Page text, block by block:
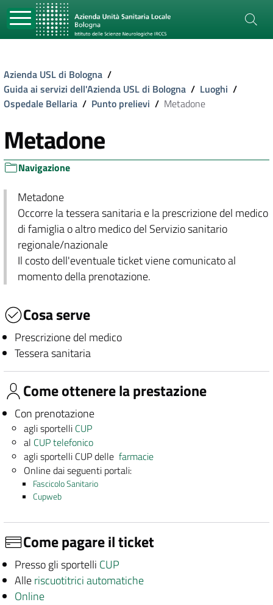
Azienda USL di Bologna /
Guida ai servizi dell'Azienda USL di Bologna / Luoghi /
Ospedale Bellaria / Punto prelievi / Metadone
Metadone
Navigazione
Metadone
Occorre la tessera sanitaria e la prescrizione del medico
di famiglia o altro medico del Servizio sanitario
regionale/nazionale
Il costo dell'eventuale ticket viene comunicato al
momento della prenotazione.
Cosa serve
Prescrizione del medico
Tessera sanitaria
Come ottenere la prestazione
Con prenotazione
agli sportelli CUP
al CUP telefonico
agli sportelli CUP dellefarmacie
Online dai seguenti portali:
Fascicolo Sanitario
Cupweb
Come pagare il ticket
Presso gli sportelli CUP
Alleriscuotitrici automatiche
Online